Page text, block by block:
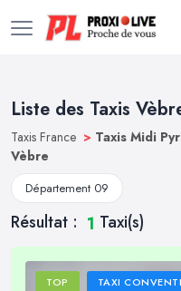
Liste des Taxis
Taxis France > Taxis Midi
Vèbre
Département 09
Résultat : 1 Taxi(s)
TOP TAXI